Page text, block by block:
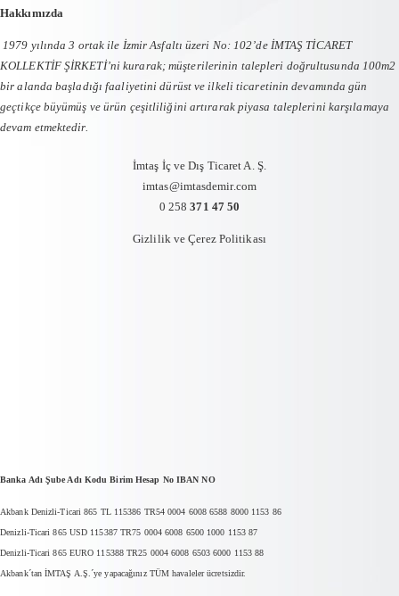
Hakkımızda
1979 yılında 3 ortak ile İzmir Asfaltı üzeri No: 102’de İMTAŞ TİCARET
KOLLEKTİF ŞİRKETİ’ni kurarak; müşterilerinin talepleri doğrultusunda 100m2
bir alanda başladığı faaliyetini dürüst ve ilkeli ticaretinin devamında gün
geçtikçe büyümüş ve ürün çeşitliliğini artırarak piyasa taleplerini karşılamaya
devam etmektedir.
İmtaş İç ve Dış Ticaret A. Ş.
imtas@imtasdemir.com
0 258371 47 50
Gizlilik ve Çerez Politikası
Banka Adı Şube Adı Kodu Birim Hesap No IBAN NO
Akbank Denizli-Ticari 865 TL 115386 TR54 0004 6008 6588 8000 1153 86
Denizli-Ticari 865 USD 115387 TR75 0004 6008 6500 1000 1153 87
Denizli-Ticari 865 EURO 115388 TR25 0004 6008 6503 6000 1153 88
Akbank´tan İMTAŞ A.Ş.´ye yapacağınız TÜM havaleler ücretsizdir.